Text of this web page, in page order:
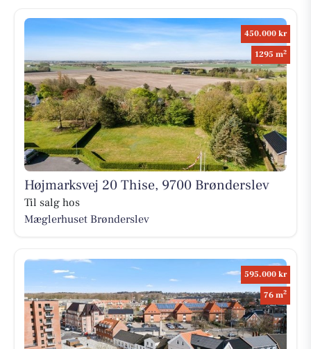
450.000 kr
1295 m2
Højmarksvej 20 Thise, 9700 Brønderslev
Til salg hos
Mæglerhuset Brønderslev
595.000 kr
76 m2